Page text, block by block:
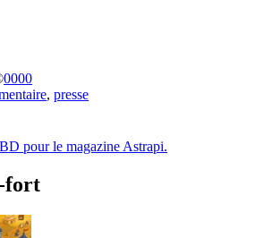
0000
, presse
pour le magazine Astrapi.
fort